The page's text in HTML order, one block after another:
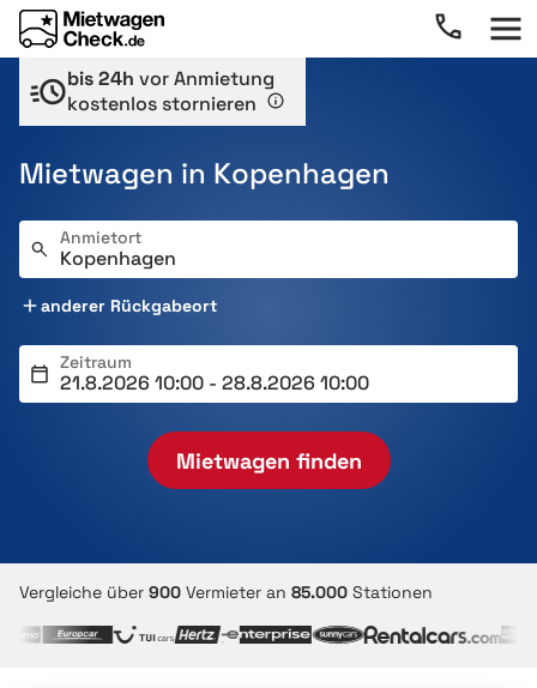
bis 24h vor Anmietung
kostenlos stornieren
Mietwagen in Kopenhagen
Anmietort
anderer Rückgabeort
Zeitraum
Mietwagen finden
Vergleiche über 900 Vermieter an 85.000 Stationen